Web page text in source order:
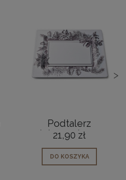
Podtalerz
dekoracyjny na
Blanche
21,90 zł
DO KOSZYKA
>